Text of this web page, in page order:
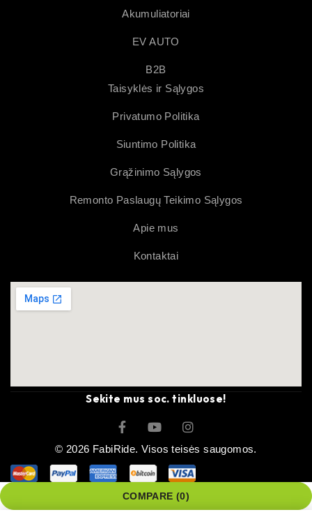
Akumuliatoriai
EV AUTO
B2B
Taisyklės ir Sąlygos
Privatumo Politika
Siuntimo Politika
Grąžinimo Sąlygos
Remonto Paslaugų Teikimo Sąlygos
Apie mus
Kontaktai
Sekite mus soc. tinkluose!
© 2026 FabiRide. Visos teisės saugomos.
COMPARE (0)